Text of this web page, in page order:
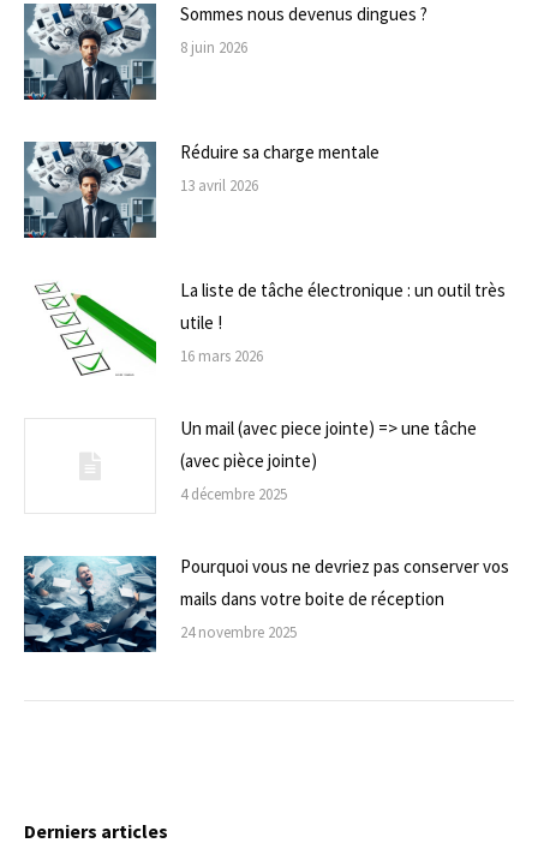
Sommes nous devenus dingues ?
8 juin 2026
Réduire sa charge mentale
13 avril 2026
La liste de tâche électronique : un outil très
utile !
16 mars 2026
Un mail (avec piece jointe) => une tâche
(avec pièce jointe)
4 décembre 2025
Pourquoi vous ne devriez pas conserver vos
mails dans votre boite de réception
24 novembre 2025
Derniers articles